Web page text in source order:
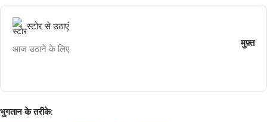
स्टोर से उठाएं
आज उठाने के लिए मुफ़्त
भुगतान के तरीके: